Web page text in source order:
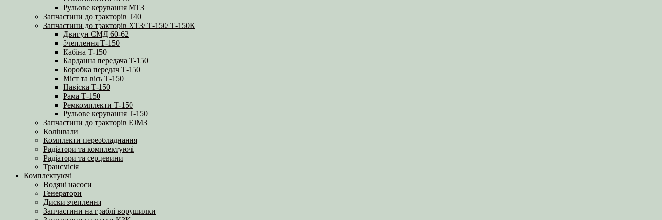
Рульове керування МТЗ
Запчастини до тракторів Т40
Запчастини до тракторів ХТЗ/ Т-150/ Т-150К
Двигун СМД 60-62
Зчеплення Т-150
Кабіна Т-150
Карданна передача Т-150
Коробка передач Т-150
Міст та вісь Т-150
Навіска Т-150
Рама Т-150
Ремкомплекти Т-150
Рульове керування Т-150
Запчастини до тракторів ЮМЗ
Колінвали
Комплекти переобладнання
Радіатори та комплектуючі
Радіатори та серцевини
Трансмісія
Комплектуючі
Водяні насоси
Генератори
Диски зчеплення
Запчастини на граблі ворушилки